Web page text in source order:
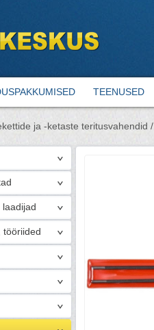
TEENUSED
ja -ketaste teritusvahendid /
tööriided